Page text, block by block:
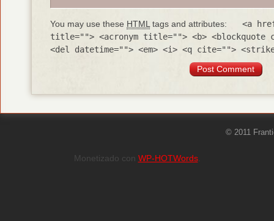
You may use these HTML tags and attributes:
<a
title=""> <acronym title=""> <b> <blockquote
<del datetime=""> <em> <i> <q cite="">
© 2011
Monetizado con WP-HOTWords.